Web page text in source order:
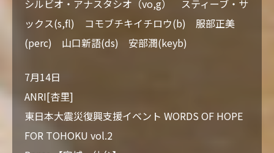
シルビオ・アナスタシオ（vo,g） スティーブ・サ
ックス(s,fl) コモブチキイチロウ(b) 服部正美
(perc) 山口新語(ds) 安部潤(keyb)
7月14日
ANRI[杏里]
東日本大震災復興支援イベント WORDS OF HOPE
FOR TOHOKU vol.2